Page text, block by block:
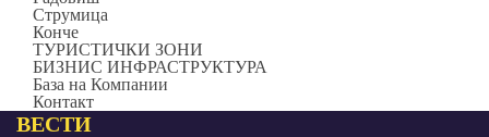
Струмица
Конче
ТУРИСТИЧКИ ЗОНИ
БИЗНИС ИНФРАСТРУКТУРА
База на Компании
Контакт
ВЕСТИ